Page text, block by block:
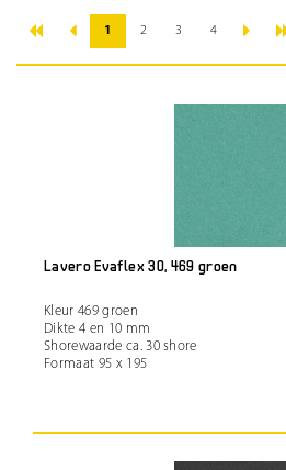
« ‹ 1 2 3 4 › »
Lavero Evaflex 30, 469 groen
Kleur 469 groen
Dikte 4 en 10 mm
Shorewaarde ca. 30 shore
Formaat 95 x 195